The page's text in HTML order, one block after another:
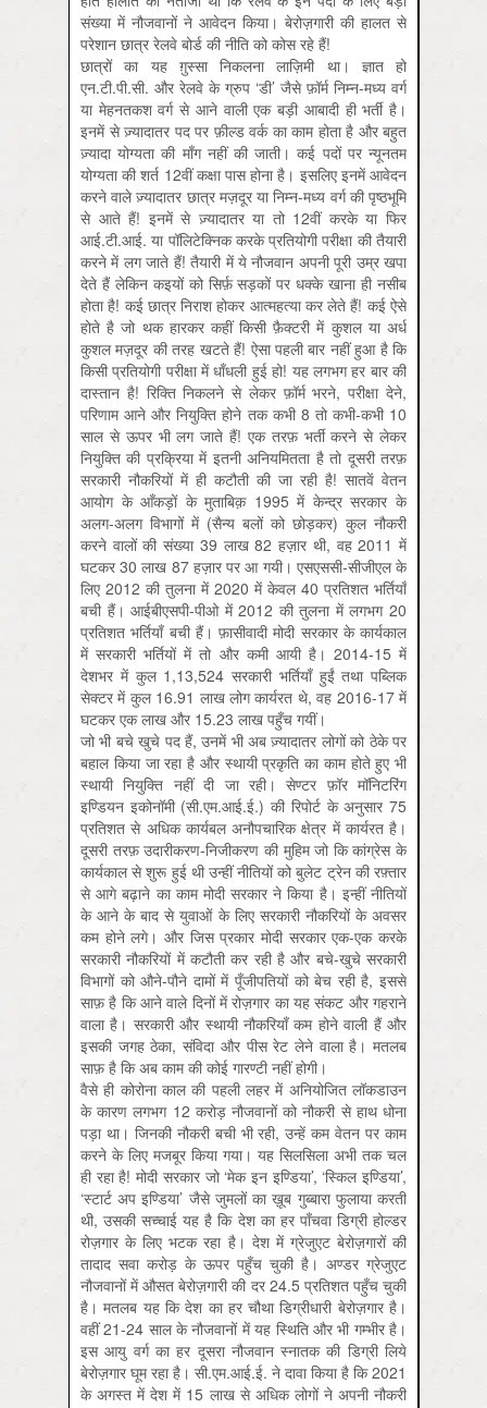
संख्या में नौजवानों ने आवेदन किया। बेरोज़गारी की हालत से
परेशान छात्र रेलवे बोर्ड की नीति को कोस रहे हैं!
छात्रों का यह ग़ुस्सा निकलना लाज़िमी था। ज्ञात हो
एन.टी.पी.सी. और रेलवे के ग्रुप ‘डी’ जैसे फ़ॉर्म निम्न-मध्य वर्ग
या मेहनतकश वर्ग से आने वाली एक बड़ी आबादी ही भर्ती है।
इनमें से ज़्यादातर पद पर फ़ील्ड वर्क का काम होता है और बहुत
ज़्यादा योग्यता की माँग नहीं की जाती। कई पदों पर न्यूनतम
योग्यता की शर्त 12वीं कक्षा पास होना है। इसलिए इनमें आवेदन
करने वाले ज़्यादातर छात्र मज़दूर या निम्न-मध्य वर्ग की पृष्ठभूमि
से आते हैं! इनमें से ज़्यादातर या तो 12वीं करके या फिर
आई.टी.आई. या पॉलिटेक्निक करके प्रतियोगी परीक्षा की तैयारी
करने में लग जाते हैं! तैयारी में ये नौजवान अपनी पूरी उम्र खपा
देते हैं लेकिन कइयों को सिर्फ़ सड़कों पर धक्के खाना ही नसीब
होता है! कई छात्र निराश होकर आत्महत्या कर लेते हैं! कई ऐसे
होते है जो थक हारकर कहीं किसी फ़ैक्टरी में कुशल या अर्ध
कुशल मज़दूर की तरह खटते हैं! ऐसा पहली बार नहीं हुआ है कि
किसी प्रतियोगी परीक्षा में धाँधली हुई हो! यह लगभग हर बार की
दास्तान है! रिक्ति निकलने से लेकर फ़ॉर्म भरने, परीक्षा देने,
परिणाम आने और नियुक्ति होने तक कभी 8 तो कभी-कभी 10
साल से ऊपर भी लग जाते हैं! एक तरफ़ भर्ती करने से लेकर
नियुक्ति की प्रक्रिया में इतनी अनियमितता है तो दूसरी तरफ़
सरकारी नौकरियों में ही कटौती की जा रही है! सातवें वेतन
आयोग के आँकड़ों के मुताबिक़ 1995 में केन्द्र सरकार के
अलग-अलग विभागों में (सैन्य बलों को छोड़कर) कुल नौकरी
करने वालों की संख्या 39 लाख 82 हज़ार थी, वह 2011 में
घटकर 30 लाख 87 हज़ार पर आ गयी। एसएससी-सीजीएल के
लिए 2012 की तुलना में 2020 में केवल 40 प्रतिशत भर्तियाँ
बची हैं। आईबीएसपी-पीओ में 2012 की तुलना में लगभग 20
प्रतिशत भर्तियाँ बची हैं। फ़ासीवादी मोदी सरकार के कार्यकाल
में सरकारी भर्तियों में तो और कमी आयी है। 2014-15 में
देशभर में कुल 1,13,524 सरकारी भर्तियाँ हुईं तथा पब्लिक
सेक्टर में कुल 16.91 लाख लोग कार्यरत थे, वह 2016-17 में
घटकर एक लाख और 15.23 लाख पहुँच गयीं।
जो भी बचे खुचे पद हैं, उनमें भी अब ज़्यादातर लोगों को ठेके पर
बहाल किया जा रहा है और स्थायी प्रकृति का काम होते हुए भी
स्थायी नियुक्ति नहीं दी जा रही। सेण्टर फ़ॉर मॉनिटरिंग
इण्डियन इकोनॉमी (सी.एम.आई.ई.) की रिपोर्ट के अनुसार 75
प्रतिशत से अधिक कार्यबल अनौपचारिक क्षेत्र में कार्यरत है।
दूसरी तरफ़ उदारीकरण-निजीकरण की मुहिम जो कि कांग्रेस के
कार्यकाल से शुरू हुई थी उन्हीं नीतियों को बुलेट ट्रेन की रफ़्तार
से आगे बढ़ाने का काम मोदी सरकार ने किया है। इन्हीं नीतियों
के आने के बाद से युवाओं के लिए सरकारी नौकरियों के अवसर
कम होने लगे। और जिस प्रकार मोदी सरकार एक-एक करके
सरकारी नौकरियों में कटौती कर रही है और बचे-खुचे सरकारी
विभागों को औने-पौने दामों में पूँजीपतियों को बेच रही है, इससे
साफ़ है कि आने वाले दिनों में रोज़गार का यह संकट और गहराने
वाला है। सरकारी और स्थायी नौकरियाँ कम होने वाली हैं और
इसकी जगह ठेका, संविदा और पीस रेट लेने वाला है। मतलब
साफ़ है कि अब काम की कोई गारण्टी नहीं होगी।
वैसे ही कोरोना काल की पहली लहर में अनियोजित लॉकडाउन
के कारण लगभग 12 करोड़ नौजवानों को नौकरी से हाथ धोना
पड़ा था। जिनकी नौकरी बची भी रही, उन्हें कम वेतन पर काम
करने के लिए मजबूर किया गया। यह सिलसिला अभी तक चल
ही रहा है! मोदी सरकार जो ‘मेक इन इण्डिया’, ‘स्किल इण्डिया’,
‘स्टार्ट अप इण्डिया’ जैसे जुमलों का ख़ूब गुब्बारा फुलाया करती
थी, उसकी सच्चाई यह है कि देश का हर पाँचवा डिग्री होल्डर
रोज़गार के लिए भटक रहा है। देश में ग्रेजुएट बेरोज़गारों की
तादाद सवा करोड़ के ऊपर पहुँच चुकी है। अण्डर ग्रेजुएट
नौजवानों में औसत बेरोज़गारी की दर 24.5 प्रतिशत पहुँच चुकी
है। मतलब यह कि देश का हर चौथा डिग्रीधारी बेरोज़गार है।
वहीं 21-24 साल के नौजवानों में यह स्थिति और भी गम्भीर है।
इस आयु वर्ग का हर दूसरा नौजवान स्नातक की डिग्री लिये
बेरोज़गार घूम रहा है। सी.एम.आई.ई. ने दावा किया है कि 2021
के अगस्त में देश में 15 लाख से अधिक लोगों ने अपनी नौकरी